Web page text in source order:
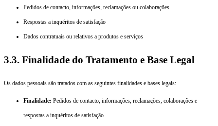
Pedidos de contacto, informações, reclamações ou colaborações
Respostas a inquéritos de satisfação
Dados contratuais ou relativos a produtos e serviços
3.3. Finalidade do Tratamento e Base Legal
Os dados pessoais são tratados com as seguintes finalidades e bases legais:
Finalidade: Pedidos de contacto, informações, reclamações, colaborações e
respostas a inquéritos de satisfação